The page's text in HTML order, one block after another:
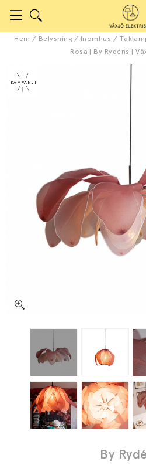
Hem / Belysning / Inomhus /
Rosa | By Rydéns |
By